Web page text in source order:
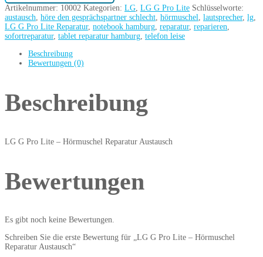
Artikelnummer: 10002 Kategorien: LG, LG G Pro Lite Schlüsselworte:
austausch, höre den gesprächspartner schlecht, hörmuschel, lautsprecher, lg,
LG G Pro Lite Reparatur, notebook hamburg, reparatur, reparieren,
sofortreparatur, tablet reparatur hamburg, telefon leise
Beschreibung
Bewertungen (0)
Beschreibung
LG G Pro Lite – Hörmuschel Reparatur Austausch
Bewertungen
Es gibt noch keine Bewertungen.
Schreiben Sie die erste Bewertung für „LG G Pro Lite – Hörmuschel
Reparatur Austausch“